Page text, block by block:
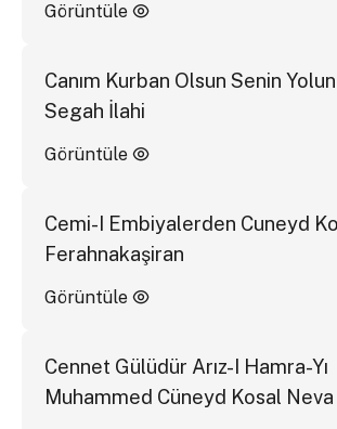
Görüntüle
Canım Kurban Olsun Senin
Segah İlahi
Görüntüle
Cemi-I Embiyalerden Cuneyd
Ferahnakaşiran
Görüntüle
Cennet Gülüdür Arız-I Hamra-Yı
Muhammed Cüneyd Kosal Neva